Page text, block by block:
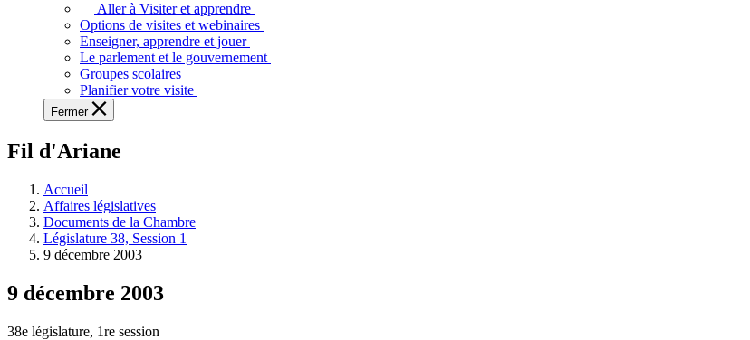
voir,
apprendre
et
découvrir
l'Assemblée
législative.
Aller à Visiter et apprendre
Options de visites et webinaires
Enseigner, apprendre et jouer
Le parlement et le gouvernement
Groupes scolaires
Planifier votre visite
Fermer
Fil d'Ariane
Accueil
Affaires législatives
Documents de la Chambre
Législature 38, Session 1
9 décembre 2003
9 décembre 2003
38e législature, 1re session